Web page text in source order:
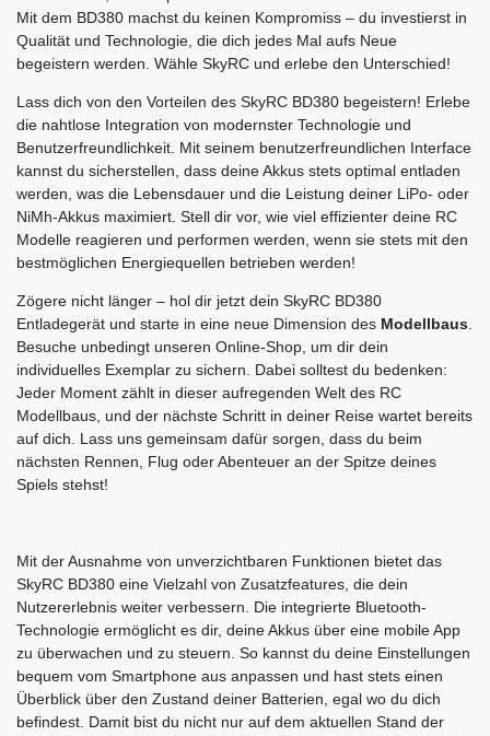
Mit dem BD380 machst du keinen Kompromiss – du investierst in
Qualität und Technologie, die dich jedes Mal aufs Neue
begeistern werden. Wähle SkyRC und erlebe den Unterschied!
Lass dich von den Vorteilen des SkyRC BD380 begeistern! Erlebe
die nahtlose Integration von modernster Technologie und
Benutzerfreundlichkeit. Mit seinem benutzerfreundlichen Interface
kannst du sicherstellen, dass deine Akkus stets optimal entladen
werden, was die Lebensdauer und die Leistung deiner LiPo- oder
NiMh-Akkus maximiert. Stell dir vor, wie viel effizienter deine RC
Modelle reagieren und performen werden, wenn sie stets mit den
bestmöglichen Energiequellen betrieben werden!
Zögere nicht länger – hol dir jetzt dein SkyRC BD380
Entladegerät und starte in eine neue Dimension des Modellbaus
Besuche unbedingt unseren Online-Shop, um dir dein
individuelles Exemplar zu sichern. Dabei solltest du bedenken:
Jeder Moment zählt in dieser aufregenden Welt des RC
Modellbaus, und der nächste Schritt in deiner Reise wartet bereits
auf dich. Lass uns gemeinsam dafür sorgen, dass du beim
nächsten Rennen, Flug oder Abenteuer an der Spitze deines
Spiels stehst!
Mit der Ausnahme von unverzichtbaren Funktionen bietet das
SkyRC BD380 eine Vielzahl von Zusatzfeatures, die dein
Nutzererlebnis weiter verbessern. Die integrierte Bluetooth-
Technologie ermöglicht es dir, deine Akkus über eine mobile App
zu überwachen und zu steuern. So kannst du deine Einstellungen
bequem vom Smartphone aus anpassen und hast stets einen
Überblick über den Zustand deiner Batterien, egal wo du dich
befindest. Damit bist du nicht nur auf dem aktuellen Stand der